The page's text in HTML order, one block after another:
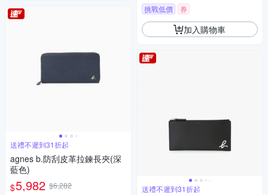
送禮不遲到31折起
agnes b.防刮皮革拉鍊長夾(深
藍色)
$5,982 $6,282
挑戰低價 券
加入購物車
送禮不遲到31折起